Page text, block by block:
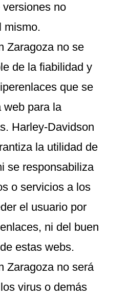
no
mismo.
Zaragoza no se
de la fiabilidad y
que se
web para la
Harley-Davidson
la utilidad de
se responsabiliza
o servicios a los
el usuario por
ni del buen
estas webs.
Zaragoza no será
virus o demás